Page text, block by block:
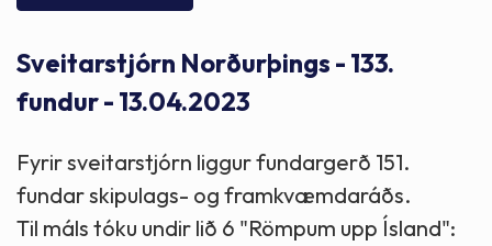
Sveitarstjórn Norðurþings - 133.
fundur - 13.04.2023
Fyrir sveitarstjórn liggur fundargerð 151.
fundar skipulags- og framkvæmdaráðs.
Til máls tóku undir lið 6 "Römpum upp Ísland":